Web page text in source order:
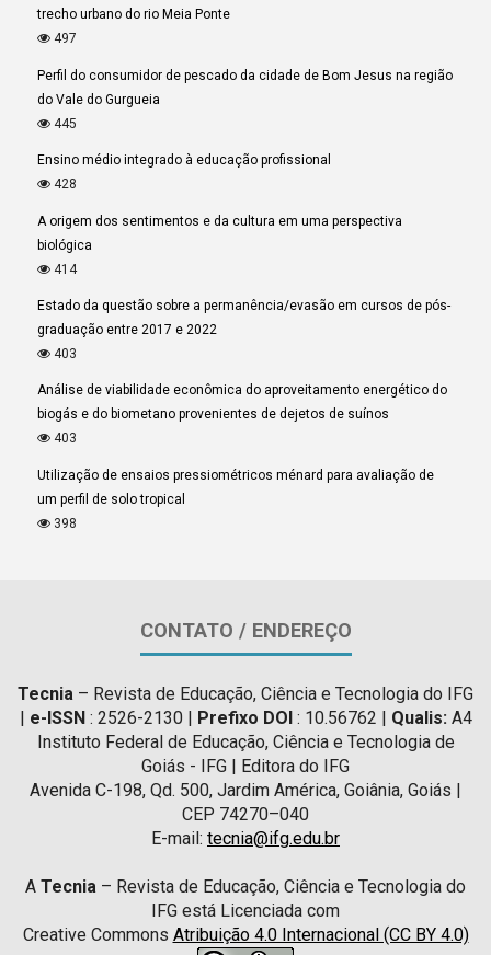
trecho urbano do rio Meia Ponte
497
Perfil do consumidor de pescado da cidade de Bom Jesus na região
do Vale do Gurgueia
445
Ensino médio integrado à educação profissional
428
A origem dos sentimentos e da cultura em uma perspectiva
biológica
414
Estado da questão sobre a permanência/evasão em cursos de pós-
graduação entre 2017 e 2022
403
Análise de viabilidade econômica do aproveitamento energético do
biogás e do biometano provenientes de dejetos de suínos
403
Utilização de ensaios pressiométricos ménard para avaliação de
um perfil de solo tropical
398
CONTATO / ENDEREÇO
Tecnia – Revista de Educação, Ciência e Tecnologia do IFG
e-ISSN : 2526-2130 | Prefixo DOI : 10.56762 | Qualis:A4
Instituto Federal de Educação, Ciência e Tecnologia de
Goiás - IFG | Editora do IFG
Avenida C-198, Qd. 500, Jardim América, Goiânia, Goiás |
CEP 74270–040
E-mail: tecnia@ifg.edu.br
A Tecnia – Revista de Educação, Ciência e Tecnologia do
IFG está Licenciada com
Creative Commons Atribuição 4.0 Internacional (CC BY 4.0)